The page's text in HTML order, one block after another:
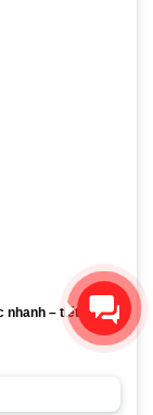
nhanh – tiết kiệm